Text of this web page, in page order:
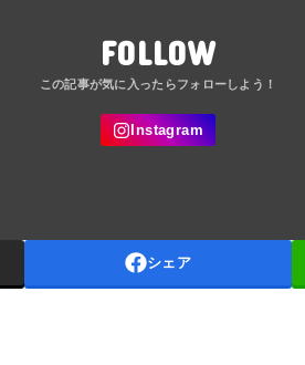
FOLLOW
シェア